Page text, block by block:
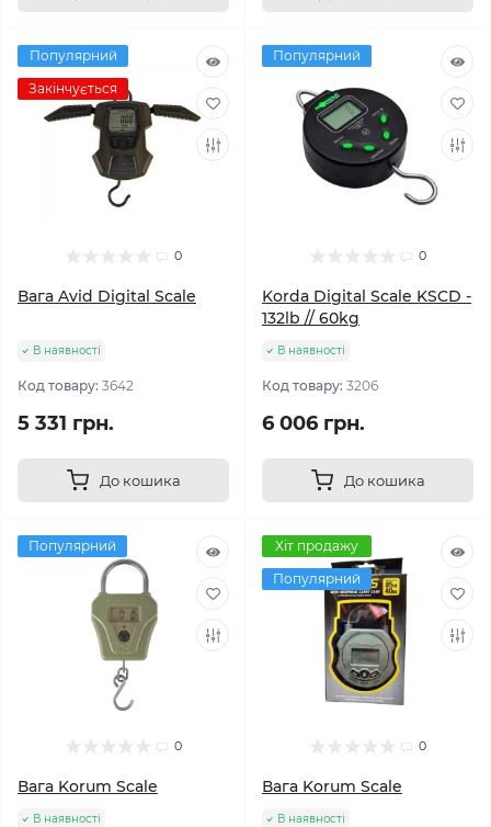
Популярний
Закінчується
0
Вага Avid Digital Scale
В наявності
Код товару: 3642
5 331 грн.
До кошика
Популярний
0
Korda Digital Scale KSCD -
132lb // 60kg
В наявності
Код товару: 3206
6 006 грн.
До кошика
Популярний
0
Вага Korum Scale
В наявності
Хіт продажу
Популярний
0
Вага Korum Scale
В наявності